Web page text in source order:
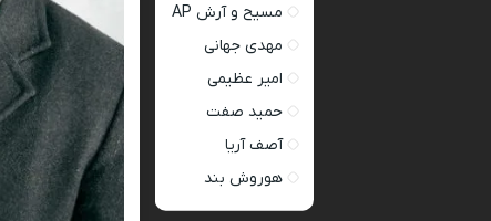
مسیح و آرش AP
مهدی جهانی
امیر عظیمی
حمید صفت
آصف آریا
هوروش بند